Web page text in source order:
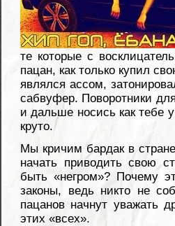
те которые с
пацан, как только купил
являлся ассом,
сабвуфер. Поворотники
и дальше носись как тебе
круто.
Мы кричим бардак в
начать приводить свою
быть «негром»? Почему
законы, ведь никто не
пацанов начнут уважать
этих «всех».